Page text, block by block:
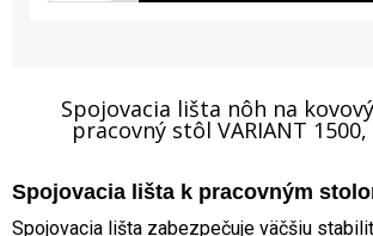
Spojovacia lišta nôh na
pracovný stôl VARIANT 1500,
Spojovacia lišta k pracovným
Spojovacia lišta zabezpečuje väčšiu